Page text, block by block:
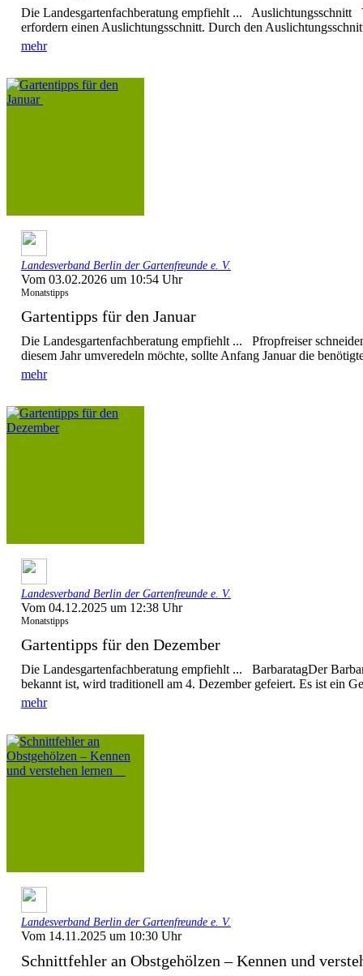
Die Landesgartenfachberatung empfiehlt ... Auslichtungsschnitt
erfordern einen Auslichtungsschnitt. Durch den
mehr
Landesverband Berlin der Gartenfreunde e. V.
Vom 03.02.2026 um 10:54 Uhr
Monatstipps
Gartentipps für den Januar
Die Landesgartenfachberatung empfiehlt ... Pfropfreiser
diesem Jahr umveredeln möchte, sollte Anfang Januar die
mehr
Landesverband Berlin der Gartenfreunde e. V.
Vom 04.12.2025 um 12:38 Uhr
Monatstipps
Gartentipps für den Dezember
Die Landesgartenfachberatung empfiehlt ... BarbaratagDer
bekannt ist, wird traditionell am 4. Dezember gefeiert. Es ist ein
mehr
Landesverband Berlin der Gartenfreunde e. V.
Vom 14.11.2025 um 10:30 Uhr
Schnittfehler an Obstgehölzen – Kennen und